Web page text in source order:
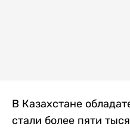
В Казахстане
стали более пяти